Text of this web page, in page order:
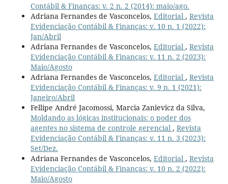
Contábil & Finanças: v. 2 n. 2 (2014): maio/ago.
Adriana Fernandes de Vasconcelos, Editorial , Revista
Evidenciação Contábil & Finanças: v. 10 n. 1 (2022):
Jan/Abril
Adriana Fernandes de Vasconcelos, Editorial , Revista
Evidenciação Contábil & Finanças: v. 11 n. 2 (2023):
Maio/Agosto
Adriana Fernandes de Vasconcelos, Editorial , Revista
Evidenciação Contábil & Finanças: v. 9 n. 1 (2021):
Janeiro/Abril
Fellipe André Jacomossi, Marcia Zanievicz da Silva,
Moldando as lógicas institucionais: o poder dos
agentes no sistema de controle gerencial , Revista
Evidenciação Contábil & Finanças: v. 11 n. 3 (2023):
Set/Dez.
Adriana Fernandes de Vasconcelos, Editorial , Revista
Evidenciação Contábil & Finanças: v. 10 n. 2 (2022):
Maio/Agosto